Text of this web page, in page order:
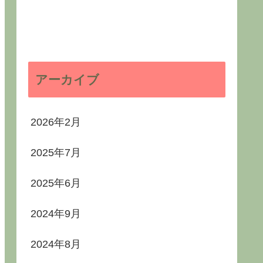
アーカイブ
2026年2月
2025年7月
2025年6月
2024年9月
2024年8月